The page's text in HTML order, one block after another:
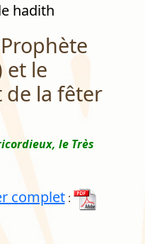
hadith
et le
la fêter
le Très
complet: